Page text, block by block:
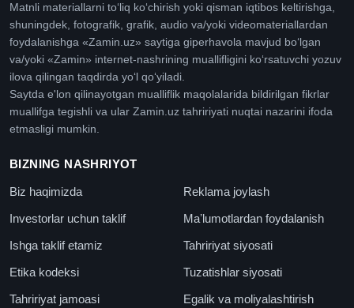
Matnli materiallarni toʻliq koʻchirish yoki qisman iqtibos keltirishga,
shuningdek, fotografik, grafik, audio va/yoki videomateriallardan
foydalanishga «Zamin.uz» saytiga giperhavola mavjud boʻlgan
va/yoki «Zamin» internet-nashrining muallifligini koʻrsatuvchi yozuv
ilova qilingan taqdirda yoʻl qoʻyiladi.
Saytda e'lon qilinayotgan mualliflik maqolalarida bildirilgan fikrlar
muallifga tegishli va ular Zamin.uz tahririyati nuqtai nazarini ifoda
etmasligi mumkin.
BIZNING NASHRIYOT
Biz haqimizda
Reklama joylash
Investorlar uchun taklif
Maʼlumotlardan foydalanish
Ishga taklif etamiz
Tahririyat siyosati
Etika kodeksi
Tuzatishlar siyosati
Tahririyat jamoasi
Egalik va moliyalashtirish